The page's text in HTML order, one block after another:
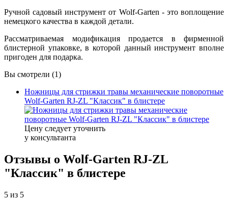
Ручной садовый инструмент от Wolf-Garten - это воплощение
немецкого качества в каждой детали.
Рассматриваемая модификация продается в фирменной
блистерной упаковке, в которой данный инструмент вполне
пригоден для подарка.
Вы смотрели (1)
Ножницы для стрижки травы механические поворотные
Wolf-Garten RJ-ZL "Классик" в блистере
Цену следует уточнить
у консультанта
Отзывы о Wolf-Garten RJ-ZL
"Классик" в блистере
5 из 5